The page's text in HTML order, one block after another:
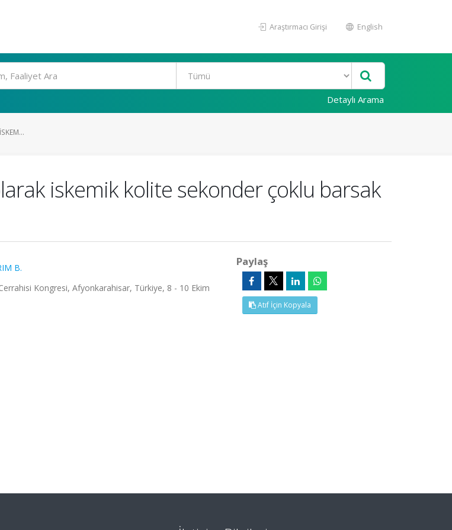
Araştırmacı Girişi English
Detaylı Arama
iskemik kolite sekonder çoklu barsak
B.
Kongresi, Afyonkarahisar, Türkiye, 8 - 10 Ekim
Paylaş
Atıf İçin Kopyala